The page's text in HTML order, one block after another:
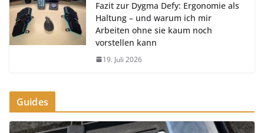
Fazit zur Dygma Defy: Ergonomie als
Haltung – und warum ich mir
Arbeiten ohne sie kaum noch
vorstellen kann
19. Juli 2026
Guides